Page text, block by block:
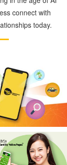
connect with
today.